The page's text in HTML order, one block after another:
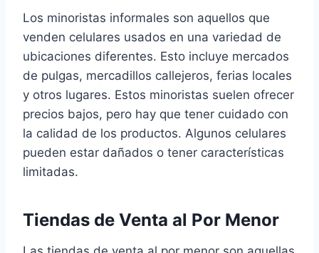
Los minoristas informales son aquellos que
venden celulares usados en una variedad de
ubicaciones diferentes. Esto incluye mercados
de pulgas, mercadillos callejeros, ferias locales
y otros lugares. Estos minoristas suelen ofrecer
precios bajos, pero hay que tener cuidado con
la calidad de los productos. Algunos celulares
pueden estar dañados o tener características
limitadas.
Tiendas de Venta al Por Menor